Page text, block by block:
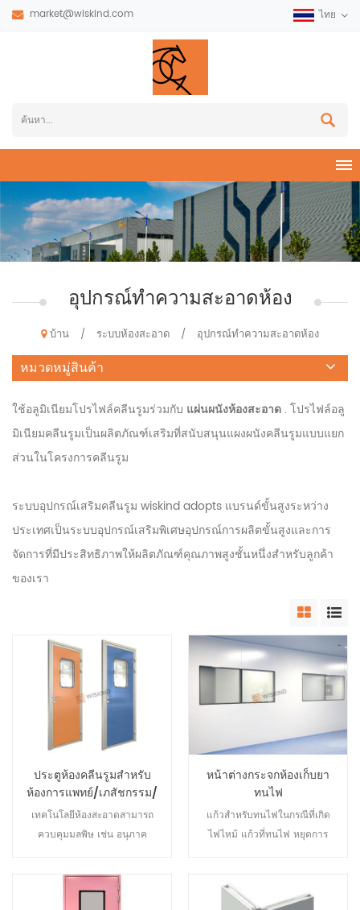
market@wiskind.com ไทย
อุปกรณ์ทำความสะอาดห้อง
บ้าน / ระบบห้องสะอาด / อุปกรณ์ทำความสะอาดห้อง
หมวดหมู่สินค้า
ใช้อลูมิเนียมโปรไฟล์คลีนรูมร่วมกับ แผ่นผนังห้องสะอาด . โปรไฟล์อลู
มิเนียมคลีนรูมเป็นผลิตภัณฑ์เสริมที่สนับสนุนแผงผนังคลีนรูมแบบแยก
ส่วนในโครงการคลีนรูม
ระบบอุปกรณ์เสริมคลีนรูม wiskind adopts แบรนด์ขั้นสูงระหว่าง
ประเทศเป็นระบบอุปกรณ์เสริมพิเศษอุปกรณ์การผลิตขั้นสูงและการ
จัดการที่มีประสิทธิภาพให้ผลิตภัณฑ์คุณภาพสูงชั้นหนึ่งสำหรับลูกค้า
ของเรา
ประตูห้องคลีนรูมสำหรับ
ห้องการแพทย์/เภสัชกรรม/
อิเล็กทรอนิกส์/ห้องปฏิบัติ
การ
เทคโนโลยีห้องสะอาดสามารถ
ควบคุมมลพิษ เช่น อนุภาค
แบคทีเรียได้อย่างมีประสิทธิภาพ
ตามความต้องการของลูกค้า
หน้าต่างกระจกห้องเก็บยา
ทนไฟ
แก้วสำหรับทนไฟในกรณีที่เกิด
ไฟไหม้ แก้วที่ทนไฟ หยุดการ
ร้อนช่วยลดการแผ่รังสีและส่ง